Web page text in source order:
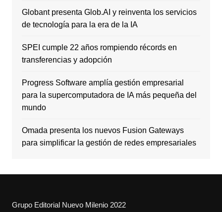
Globant presenta Glob.AI y reinventa los servicios
de tecnología para la era de la IA
SPEI cumple 22 años rompiendo récords en
transferencias y adopción
Progress Software amplía gestión empresarial
para la supercomputadora de IA más pequeña del
mundo
Omada presenta los nuevos Fusion Gateways
para simplificar la gestión de redes empresariales
Grupo Editorial Nuevo Milenio 2022